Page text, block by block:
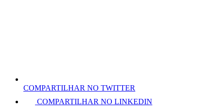
COMPARTILHAR NO TWITTER
COMPARTILHAR NO LINKEDIN